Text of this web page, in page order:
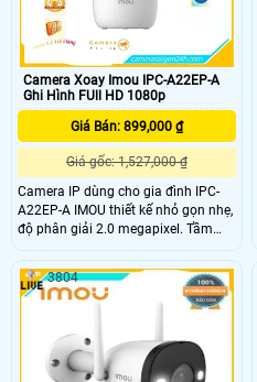
Camera Xoay Imou IPC-A22EP-A
Ghi Hình FUll HD 1080p
Giá Bán: 899,000 ₫
Giá gốc: 1,527,000 ₫
Camera IP dùng cho gia đình IPC-
A22EP-A IMOU thiết kế nhỏ gọn nhẹ,
độ phân giải 2.0 megapixel. Tầm
quan sát xa 10m với công nghệ
hồng ngoại thông minh cùng các
tính năng thông minh khác, làm
tăng khả năng quan sát.
3804